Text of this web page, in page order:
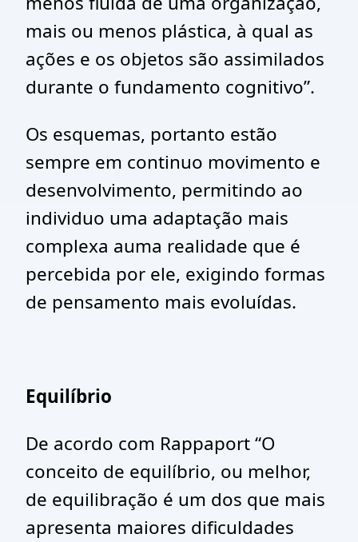
mais ou menos plástica, à qual as
ações e os objetos são assimilados
durante o fundamento cognitivo”.
Os esquemas, portanto estão
sempre em continuo movimento e
desenvolvimento, permitindo ao
individuo uma adaptação mais
complexa auma realidade que é
percebida por ele, exigindo formas
de pensamento mais evoluídas.
Equilíbrio
De acordo com Rappaport “O
conceito de equilíbrio, ou melhor,
de equilibração é um dos que mais
apresenta maiores dificuldades